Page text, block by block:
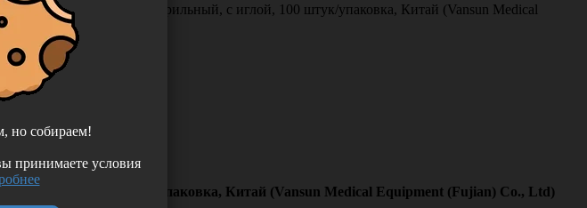
использования стерильный, с иглой, 100 штук/упаковка, Китай (Vansun Medical
с иглой, 100 штук/упаковка, Китай (Vansun Medical Equipment (Fujian) Co., Ltd)
но собираем!
принимаете условия